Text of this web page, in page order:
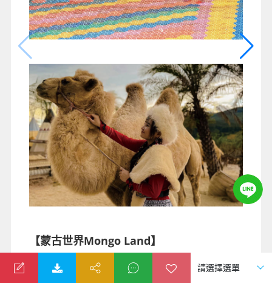
【蒙古世界Mongo Land】
越南大勒市以其獨特的自然風光和豐富的文化遺產而